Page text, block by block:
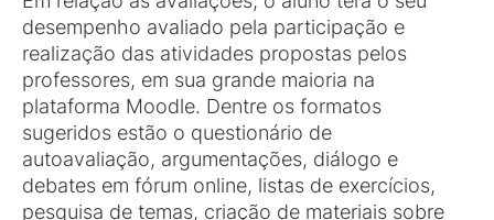
desempenho avaliado pela participação e
realização das atividades propostas pelos
professores, em sua grande maioria na
plataforma Moodle. Dentre os formatos
sugeridos estão o questionário de
autoavaliação, argumentações, diálogo e
debates em fórum online, listas de exercícios,
pesquisa de temas, criação de materiais sobre